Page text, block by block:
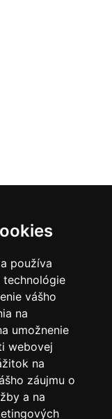
používa
technológie
vášho
na
umožnenie
webovej
na
záujmu o
a na
osobných